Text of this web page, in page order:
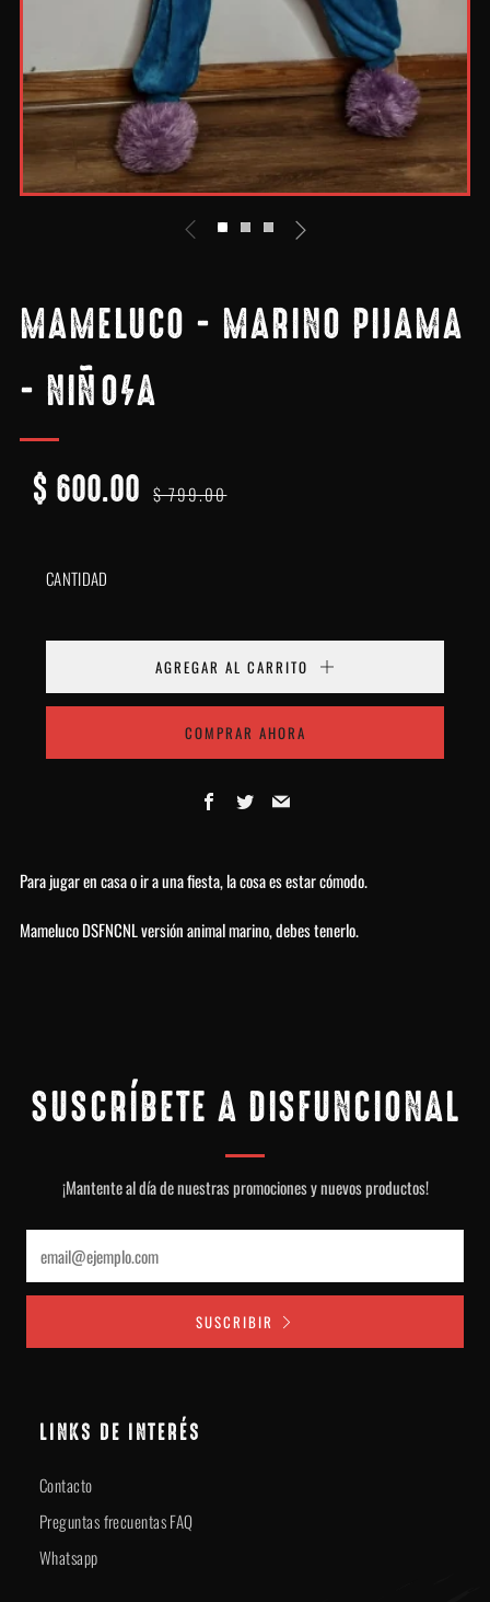
MAMELUCO - MARINO PIJAMA
- NIÑO/A
PRECIO
HABITUAL
$ 600.00 PRECIO
DE
$ 799.00
CANTIDAD
AGREGAR AL CARRITO
COMPRAR AHORA
Facebook
TwitterEmail
Para jugar en casa o ir a una fiesta, la cosa es estar cómodo.
Mameluco DSFNCNL versión animal marino, debes tenerlo.
SUSCRÍBETE A DISFUNCIONAL
¡Mantente al día de nuestras promociones y nuevos productos!
SUSCRIBIR
LINKS DE INTERÉS
Contacto
Preguntas frecuentas FAQ
Whatsapp